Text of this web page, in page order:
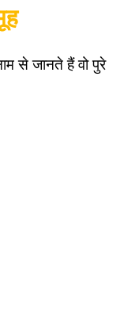
से जानते हैं वो पुरे